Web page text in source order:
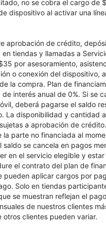
no se cobra el cargo de
dispositivo al activar una
aprobación de crédito,
tiendas y llamadas a
por asesoramiento,
o conexión del dispositivo,
la compra. Plan de
de interés anual de 0%. Si se
deberá pagarse el saldo
La disponibilidad y cantidad
a aprobación de
la parte no financiada al
saldo se cancela en pagos
en el servicio elegible y
el contrato del plan de
pueden aplicar cargos por
Solo en tiendas
se muestran reflejan el
de nuestros clientes
otros clientes pueden variar.